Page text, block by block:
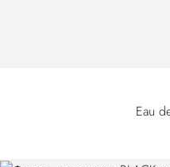
Eau